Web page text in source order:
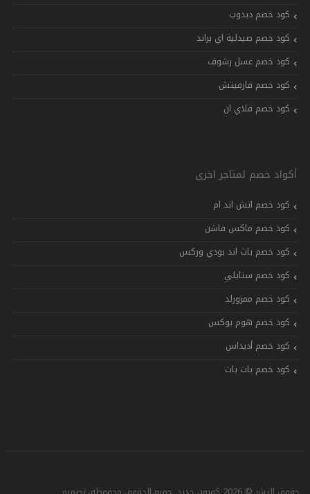
كود خصم دبدوب
كود خصم صيدلية اي براند
كود خصم عسل رشوف
كود خصم فارفيتش
كود خصم فلاي ان
أكواد خصم لمتاجر اخرى
كود خصم اتش اند ام
كود خصم ماكس فاشن
كود خصم باث اند بودي وركس
كود خصم ستايلي
كود خصم ممزورلد
كود خصم هوم بوكس
كود خصم أديداس
كود خصم بات بات